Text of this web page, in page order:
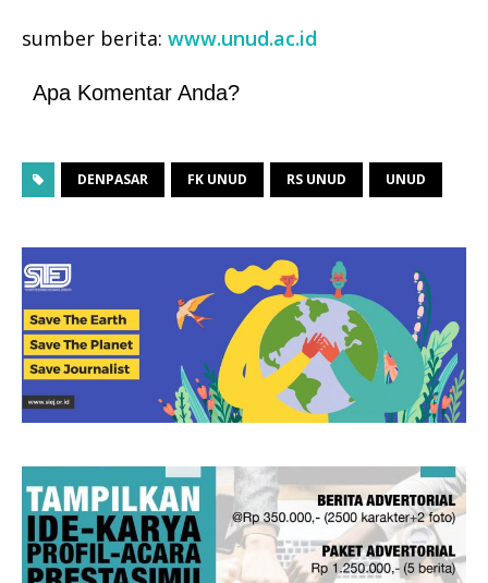
sumber berita: www.unud.ac.id
Apa Komentar Anda?
DENPASAR FK UNUD RS UNUD UNUD